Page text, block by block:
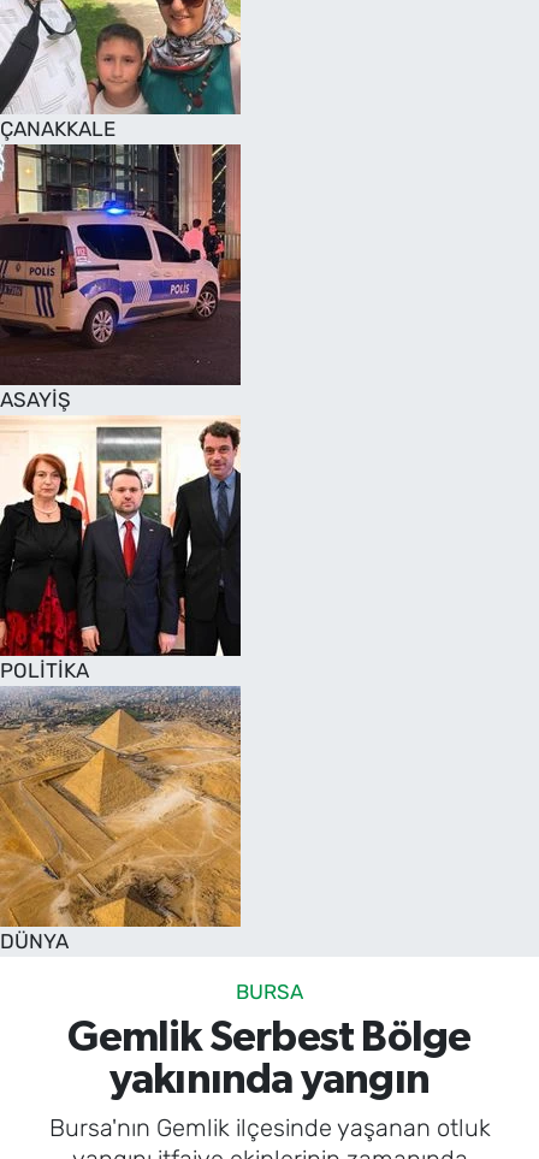
ÇANAKKALE
ASAYİŞ
POLİTİKA
DÜNYA
BURSA
Gemlik Serbest Bölge
yakınında yangın
Bursa'nın Gemlik ilçesinde yaşanan otluk
SAĞLIK
TV REHBERİ